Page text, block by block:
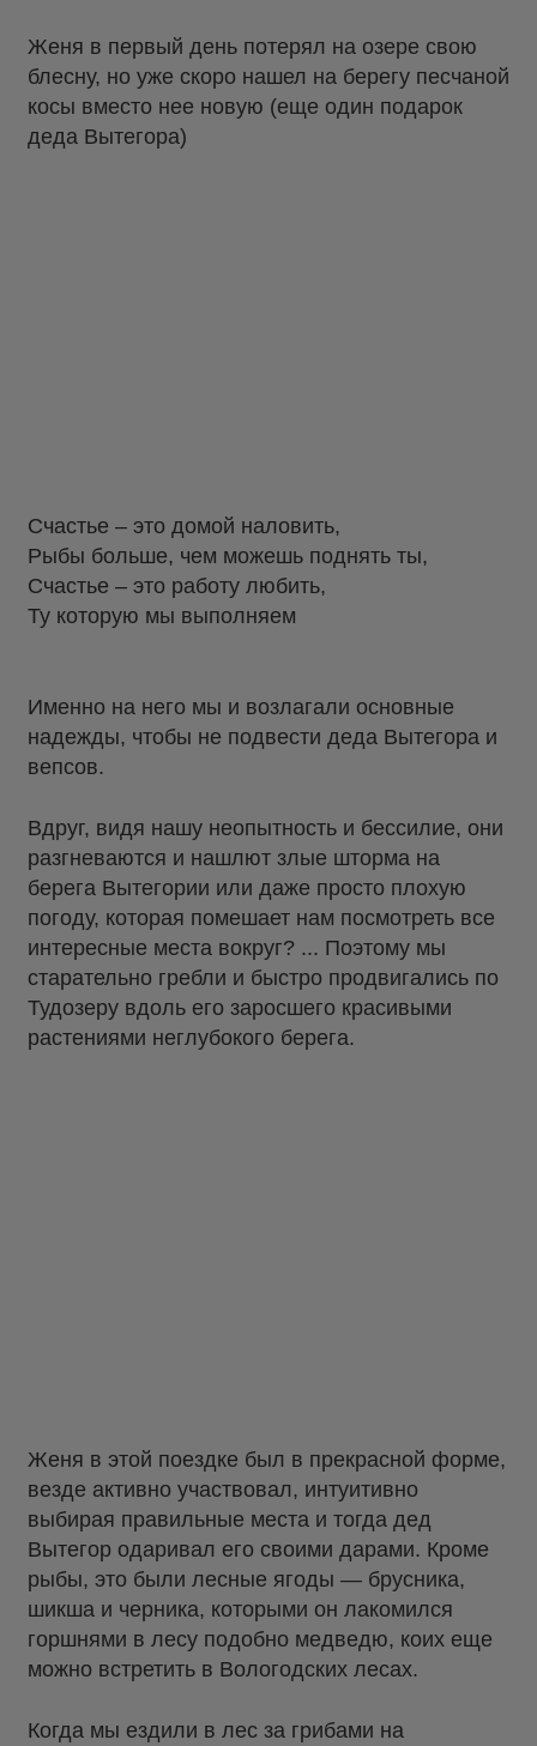
Женя в первый день потерял на озере свою
блесну, но уже скоро нашел на берегу песчаной
косы вместо нее новую (еще один подарок
деда Вытегора)
Счастье – это домой наловить,
Рыбы больше, чем можешь поднять ты,
Счастье – это работу любить,
Ту которую мы выполняем
Именно на него мы и возлагали основные
надежды, чтобы не подвести деда Вытегора и
вепсов.
Вдруг, видя нашу неопытность и бессилие, они
разгневаются и нашлют злые шторма на
берега Вытегории или даже просто плохую
погоду, которая помешает нам посмотреть все
интересные места вокруг? ... Поэтому мы
старательно гребли и быстро продвигались по
Тудозеру вдоль его заросшего красивыми
растениями неглубокого берега.
Женя в этой поездке был в прекрасной форме,
везде активно участвовал, интуитивно
выбирая правильные места и тогда дед
Вытегор одаривал его своими дарами. Кроме
рыбы, это были лесные ягоды — брусника,
шикша и черника, которыми он лакомился
горшнями в лесу подобно медведю, коих еще
можно встретить в Вологодских лесах.
Когда мы ездили в лес за грибами на